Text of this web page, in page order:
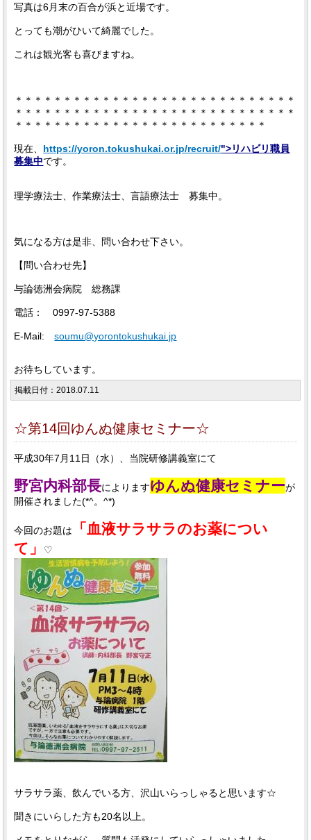
写真は6月末の百合が浜と近場です。
とっても潮がひいて綺麗でした。
これは観光客も喜びますね。
＊＊＊＊＊＊＊＊＊＊＊＊＊＊＊＊＊＊＊＊＊＊＊＊＊＊＊＊＊
＊＊＊＊＊＊＊＊＊＊＊＊＊＊＊＊＊＊＊＊＊＊＊＊＊＊＊＊＊
＊＊＊＊＊＊＊＊＊＊＊＊＊＊＊＊＊＊＊＊＊＊＊＊＊＊
現在、 https://yoron.tokushukai.or.jp/recruit/">リハビリ職員
募集中です。
理学療法士、作業療法士、言語療法士 募集中。
気になる方は是非、問い合わせ下さい。
【問い合わせ先】
与論徳洲会病院 総務課
電話： 0997-97-5388
E-Mail:soumu@yorontokushukai.jp
お待ちしています。
掲載日付：2018.07.11
☆第14回ゆんぬ健康セミナー☆
平成30年7月11日（水）、当院研修講義室にて
野宮内科部長によりますゆんぬ健康セミナーが
開催されました(*^。^*)
今回のお題は
「血液サラサラのお薬につい
て」
♡
サラサラ薬、飲んでいる方、沢山いらっしゃると思います☆
聞きにいらした方も20名以上。